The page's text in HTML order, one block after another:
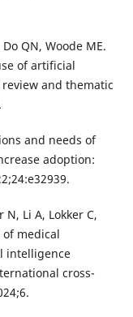
QN, Woode ME.
of artificial
and thematic
and needs of
adoption:
N, Li A, Lokker C,
medical
intelligence
cross-